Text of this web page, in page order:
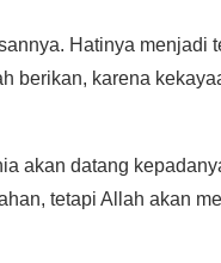
Hatinya menjadi
berikan, karena
tetapi Allah akan